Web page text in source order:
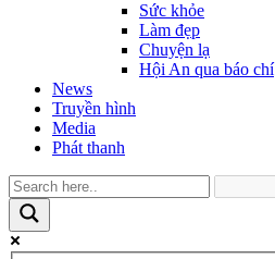
Sức khỏe
Làm đẹp
Chuyện lạ
Hội An qua báo chí
News
Truyền hình
Media
Phát thanh